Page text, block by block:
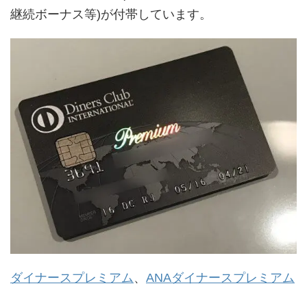
継続ボーナス等)が付帯しています。
ダイナースプレミアム、 ANAダイナースプレミアム